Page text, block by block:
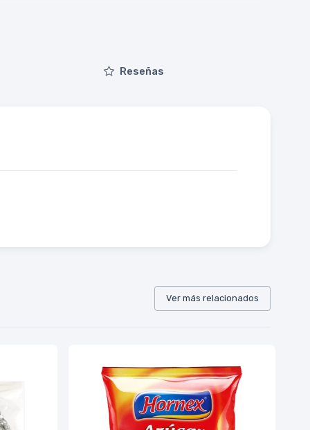
Reseñas
Ver más relacionados